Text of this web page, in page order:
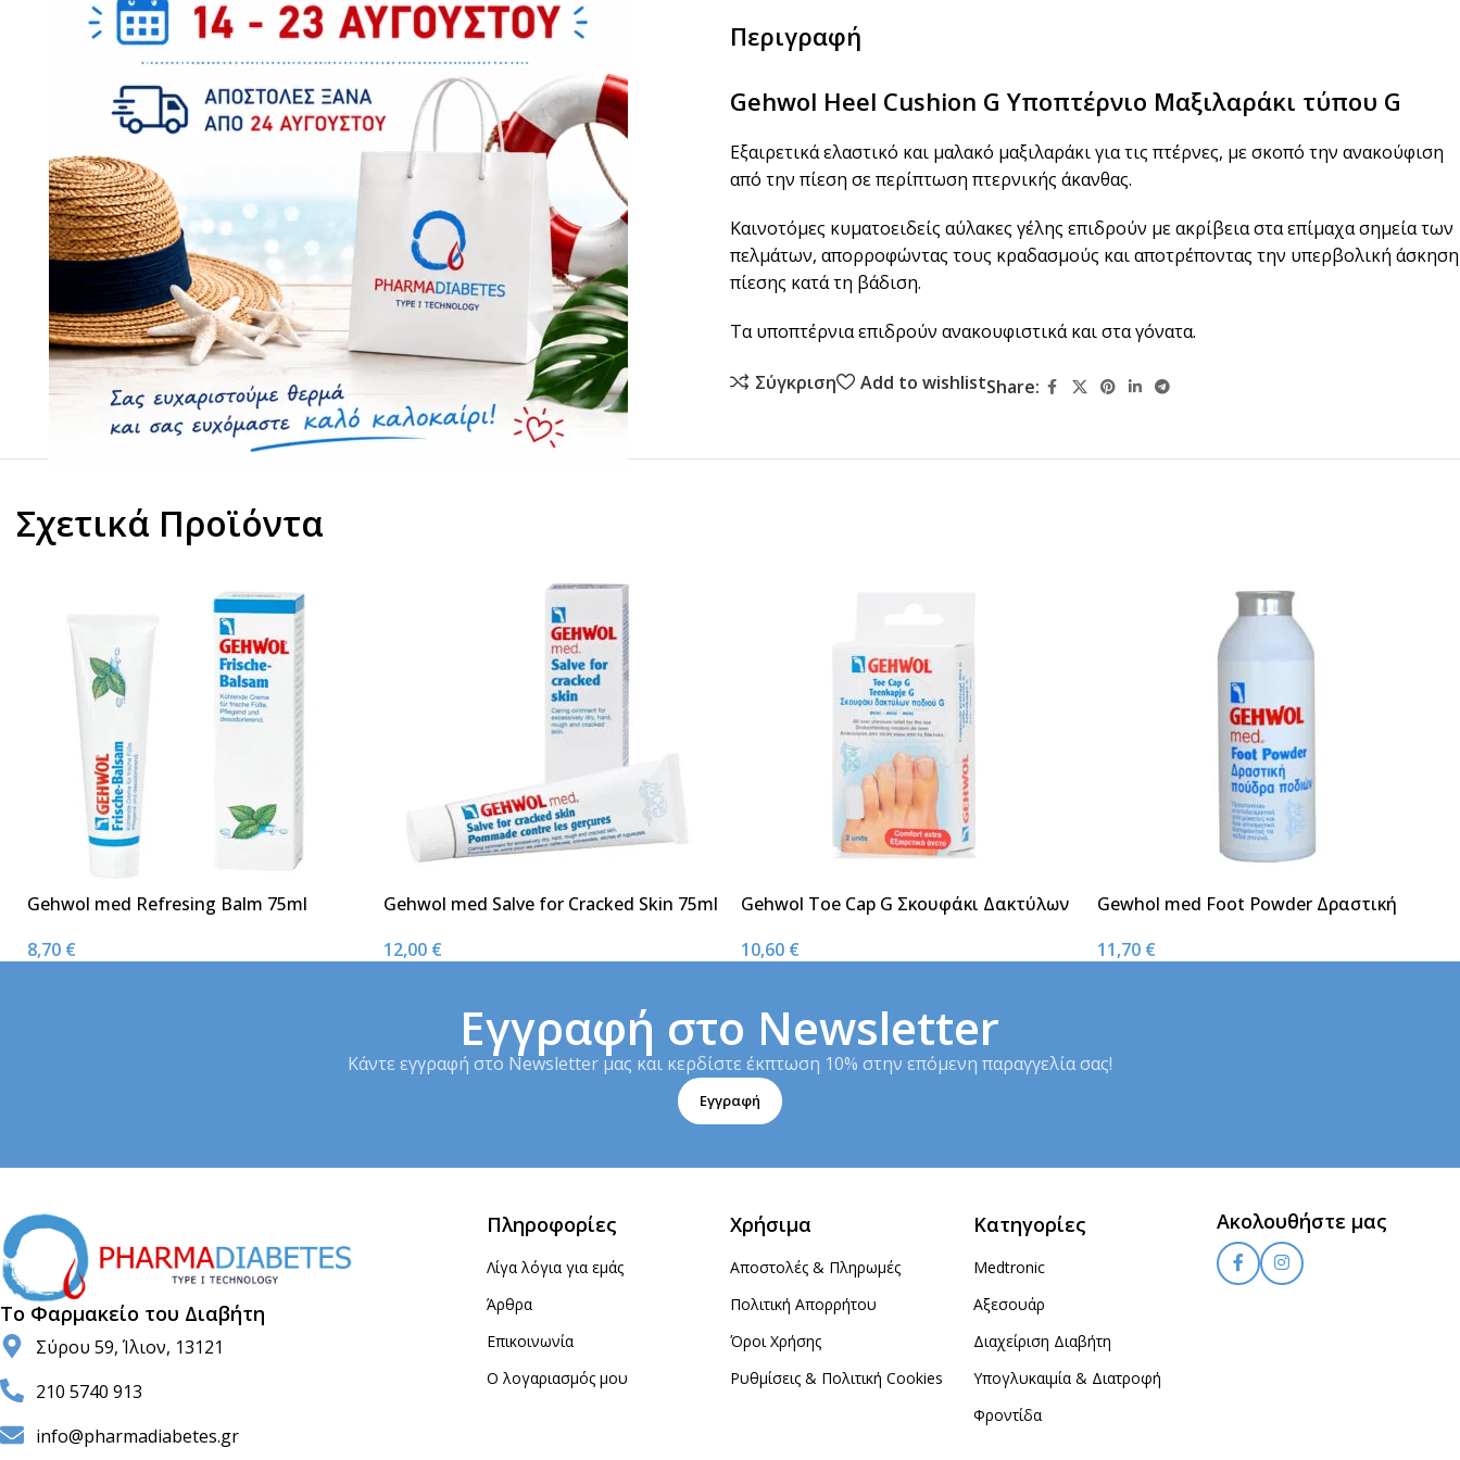
Περιγραφή
Gehwol Heel Cushion G Υποπτέρνιο Μαξιλαράκι τύπου G
Εξαιρετικά ελαστικό και μαλακό μαξιλαράκι για τις πτέρνες, με σκοπό την ανακούφιση
από την πίεση σε περίπτωση πτερνικής άκανθας.
Καινοτόμες κυματοειδείς αύλακες γέλης επιδρούν με ακρίβεια στα επίμαχα σημεία των
πελμάτων, απορροφώντας τους κραδασμούς και αποτρέποντας την υπερβολική άσκηση
πίεσης κατά τη βάδιση.
Τα υποπτέρνια επιδρούν ανακουφιστικά και στα γόνατα.
Σύγκριση Add to wishlistShare:
Σχετικά Προϊόντα
Gehwol med Refresing Balm 75ml
8,70 €
Gehwol med Salve for Cracked Skin 75ml
12,00 €
Gehwol Toe Cap G Σκουφάκι Δακτύλων
10,60 €
Gewhol med Foot Powder Δραστική
11,70 €
Εγγραφή στο Newsletter
Κάντε εγγραφή στο Newsletter μας και κερδίστε έκπτωση 10% στην επόμενη παραγγελία σας!
Εγγραφή
Το Φαρμακείο του Διαβήτη
Σύρου 59, Ίλιον, 13121
210 5740 913
info@pharmadiabetes.gr
Πληροφορίες
Λίγα λόγια για εμάς
Άρθρα
Επικοινωνία
Ο λογαριασμός μου
Χρήσιμα
Αποστολές & Πληρωμές
Πολιτική Απορρήτου
Όροι Χρήσης
Ρυθμίσεις & Πολιτική Cookies
Κατηγορίες
Medtronic
Αξεσουάρ
Διαχείριση Διαβήτη
Υπογλυκαιμία & Διατροφή
Φροντίδα
Ακολουθήστε μας